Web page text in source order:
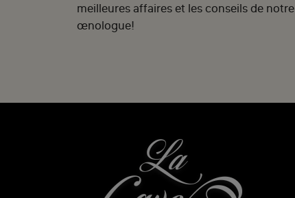
meilleures affaires et les conseils de notre
œnologue!